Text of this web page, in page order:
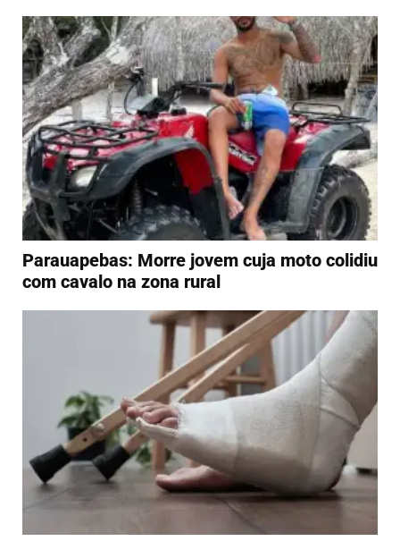
Parauapebas: Morre jovem cuja moto colidiu
com cavalo na zona rural